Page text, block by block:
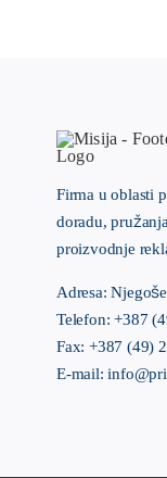
Firma u oblasti
doradu,
proizvodnje
Adresa:
Telefon: +387
Fax: +387 (49)
E-mail: